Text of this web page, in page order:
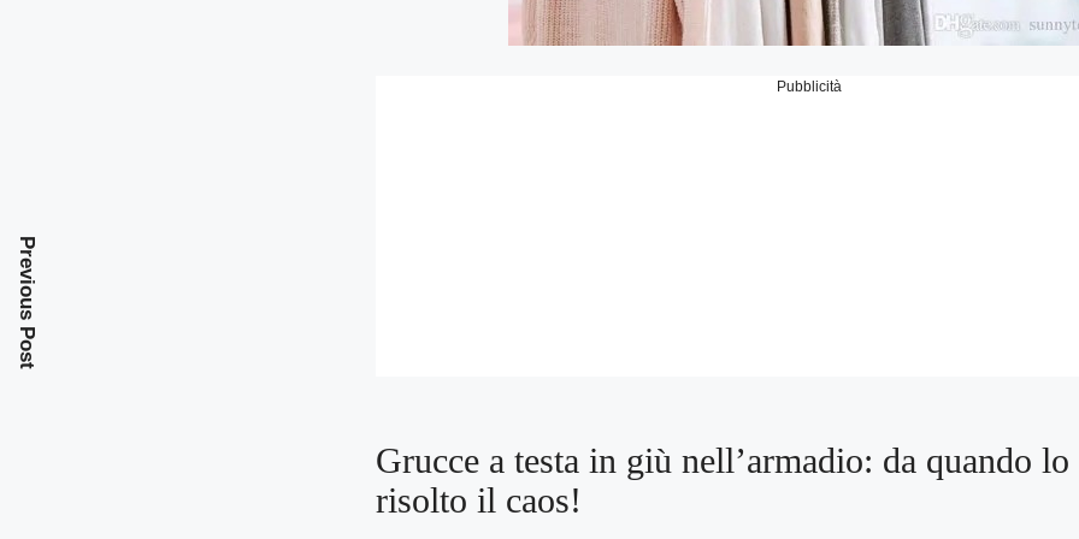
Pubblicità
Grucce a testa in giù nell’armadio: da quando
risolto il caos!
Previous Post